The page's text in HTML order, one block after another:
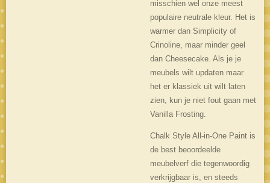
misschien wel onze meest
populaire neutrale kleur. Het is
warmer dan Simplicity of
Crinoline, maar minder geel
dan Cheesecake. Als je je
meubels wilt updaten maar
het er klassiek uit wilt laten
zien, kun je niet fout gaan met
Vanilla Frosting.
Chalk Style All-in-One Paint is
de best beoordeelde
meubelverf die tegenwoordig
verkrijgbaar is, en steeds